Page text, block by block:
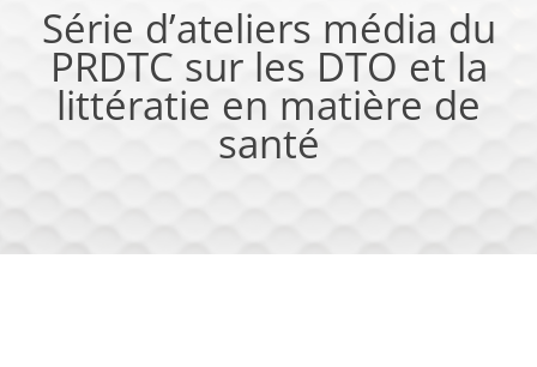
Série d’ateliers média du
PRDTC sur les DTO et la
littératie en matière de
santé